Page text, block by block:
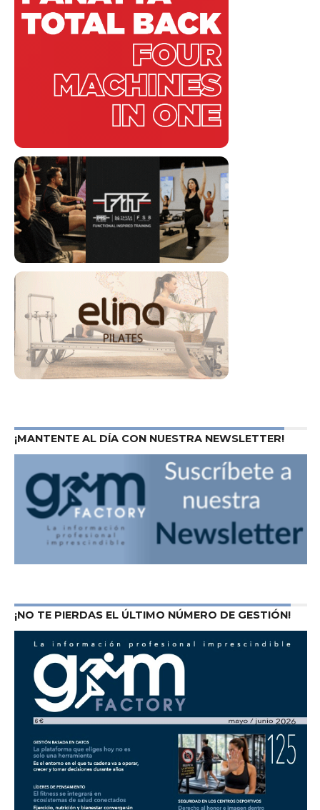
¡MANTENTE AL DÍA CON NUESTRA NEWSLETTER!
¡NO TE PIERDAS EL ÚLTIMO NÚMERO DE GESTIÓN!